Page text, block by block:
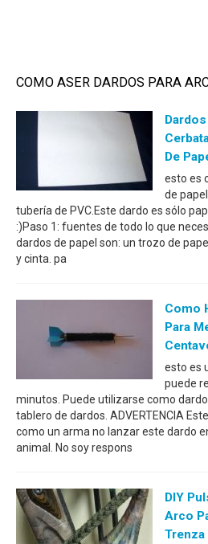
COMO ASER DARDOS PARA
De
esto es
de
tubería de PVC.Este dardo es sólo
:)Paso 1: fuentes de todo lo que
dardos de papel son: un trozo de
y cinta. pa
Como
Para
esto es
puede
minutos. Puede utilizarse como
tablero de dardos. ADVERTENCIA
como un arma no lanzar este dardo
animal. No soy respons
DIY
Arco
Trenza